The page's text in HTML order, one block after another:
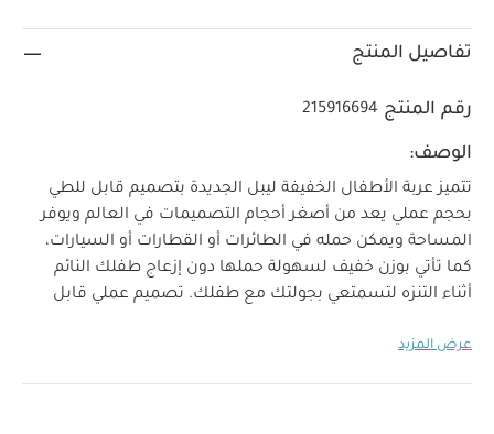
تفاصيل المنتج
رقم المنتج 215916694
الوصف:
تتميز عربة الأطفال الخفيفة ليبل الجديدة بتصميم قابل للطي
بحجم عملي يعد من أصغر أحجام التصميمات في العالم ويوفر
المساحة ويمكن حمله في الطائرات أو القطارات أو السيارات،
كما تأتي بوزن خفيف لسهولة حملها دون إزعاج طفلك النائم
أثناء التنزه لتسمتعي بجولتك مع طفلك. تصميم عملي قابل
وأكثر سهولة أثناء الرحلات والعطلات العائلية. احصلي عليها
عرض المزيد